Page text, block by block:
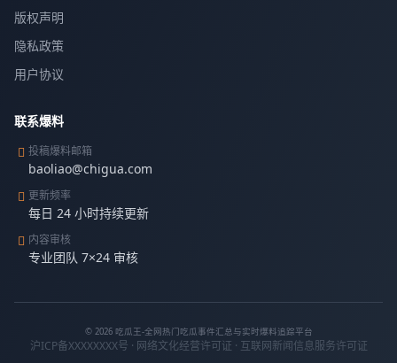
版权声明
隐私政策
用户协议
联系爆料
投稿爆料邮箱
baoliao@chigua.com
更新频率
每日 24 小时持续更新
内容审核
专业团队 7×24 审核
© 2026 吃瓜王-全网热门吃瓜事件汇总与实时爆料追踪平台
沪ICP备XXXXXXXX号 · 网络文化经营许可证 · 互联网新闻信息服务许可证